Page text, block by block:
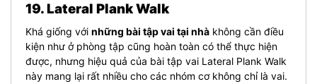
19. Lateral Plank Walk
Khá giống với những bài tập vai tại nhà không cần điều
kiện như ở phòng tập cũng hoàn toàn có thể thực hiện
được, nhưng hiệu quả của bài tập vai Lateral Plank Walk
này mang lại rất nhiều cho các nhóm cơ không chỉ là vai.